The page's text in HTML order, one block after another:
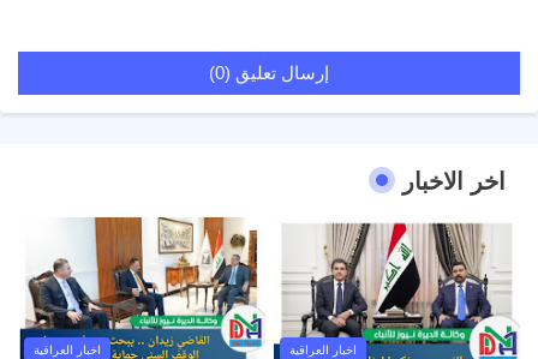
إرسال تعليق (0)
اخر الاخبار
اخبار العراقية اخبار العراقية